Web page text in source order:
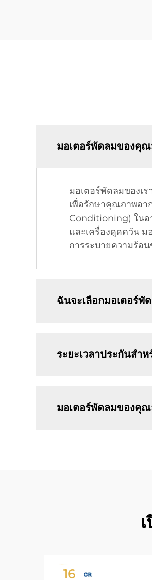
มอเตอร์พัดลมของคุ
มอเตอร์พัดลมของเ
เพื่อรักษาคุณภาพอา
Conditioning) ในอ
และเครื่องดูดควัน ม
การระบายความร้อ
ฉันจะเลือกมอเตอร์พั
ระยะเวลาประกันสำ
มอเตอร์พัดลมของคุ
16